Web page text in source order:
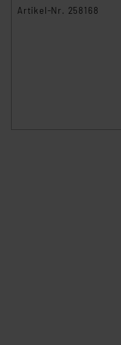
Artikel-Nr. 258168